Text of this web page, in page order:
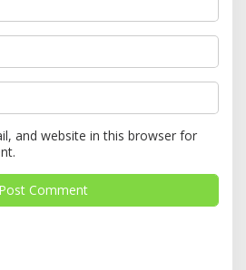
and website in this browser for